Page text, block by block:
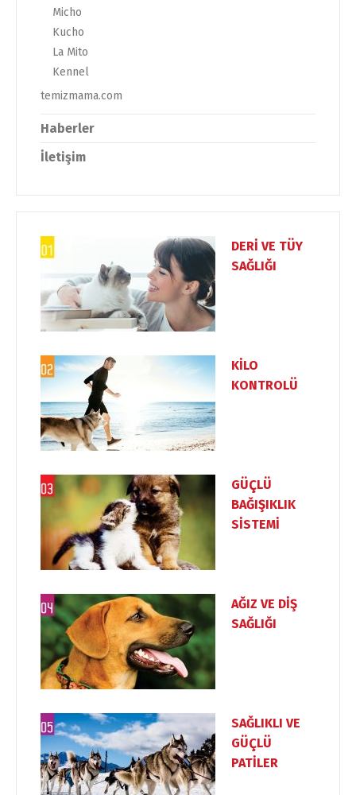
Micho
Kucho
La Mito
Kennel
temizmama.com
Haberler
İletişim
DERİ VE TÜY
SAĞLIĞI
KİLO
KONTROLÜ
GÜÇLÜ
BAĞIŞIKLIK
SİSTEMİ
AĞIZ VE DİŞ
SAĞLIĞI
SAĞLIKLI VE
GÜÇLÜ
PATİLER
Türkçe English